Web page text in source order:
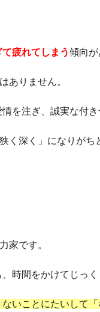
疲れてしまう傾向が
ありません。
を注ぎ、誠実な付き
く深く」になりがち
家です。
時間をかけてじっく
いことにたいして